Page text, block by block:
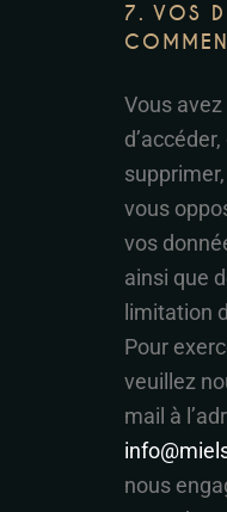
7. VOS
Vous
vous
vos
ainsi que
limitation
Pour
veuillez
mail à
nous